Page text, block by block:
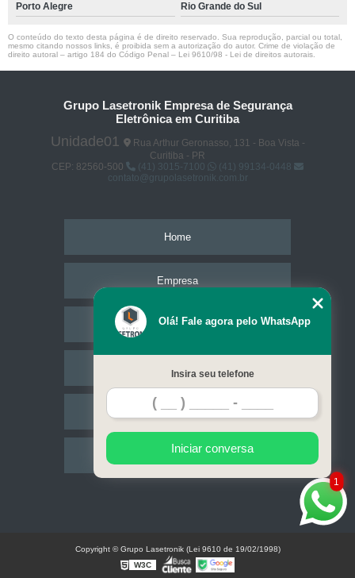
Porto Alegre
Rio Grande do Sul
O conteúdo do texto desta página é de direito reservado. Sua reprodução, parcial ou total,
mesmo citando nossos links, é proibida sem a autorização do autor. Crime de violação de
direito autoral – artigo 184 do Código Penal – Lei 9610/98 - Lei de direitos autorais
Grupo Lasetronik Empresa de Segurança
Eletrônica em Curitiba
Unidade01
Rua Arthur Geronasso, 131 - Boa Vista -
Curitiba - PR
CEP: 82560-500
(41) 3015-7100
(41) 99134-0448
contato@grupolasetronik.com.br
Home
Empresa
Missão
Serviços
Contato
Mapa do site
1
Olá! Fale agora pelo WhatsApp
Insira seu telefone
Iniciar conversa
Copyright © Grupo Lasetronik (Lei 9610 de 19/02/1998)
W3C